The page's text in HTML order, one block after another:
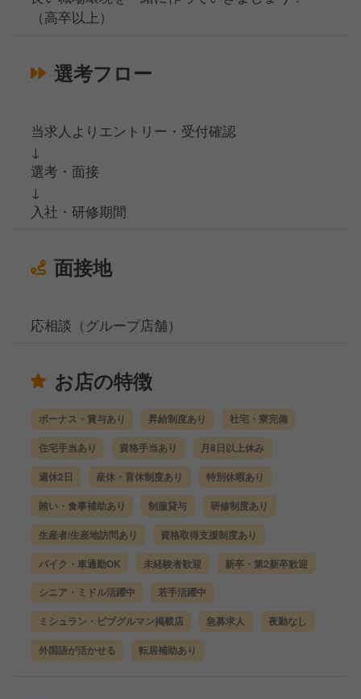
（高卒以上）
選考フロー
当求人よりエントリー・受付確認
↓
選考・面接
↓
入社・研修期間
面接地
応相談（グループ店舗）
お店の特徴
ボーナス・賞与あり 昇給制度あり 社宅・寮完備
住宅手当あり 資格手当あり 月8日以上休み
週休2日 産休・育休制度あり 特別休暇あり
賄い・食事補助あり 制服貸与 研修制度あり
生産者/生産地訪問あり 資格取得支援制度あり
バイク・車通勤OK 未経験者歓迎 新卒・第2新卒歓迎
シニア・ミドル活躍中 若手活躍中
ミシュラン・ビブグルマン掲載店 急募求人 夜勤なし
外国語が活かせる 転居補助あり